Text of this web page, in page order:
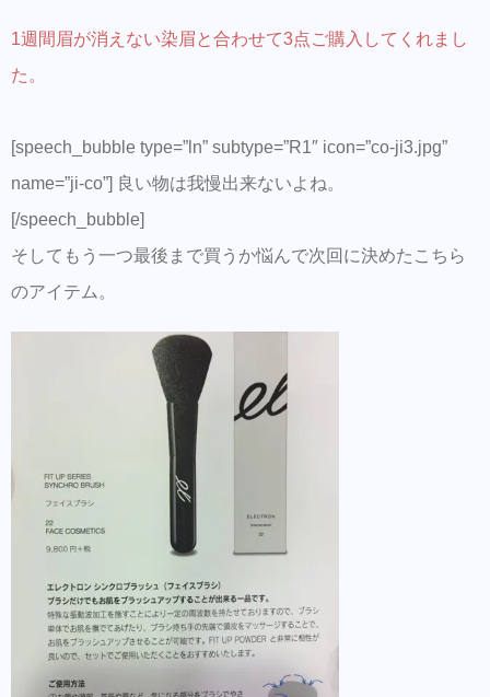
1週間眉が消えない染眉と合わせて3点ご購入してくれまし
た。
[speech_bubble type=”ln” subtype=”R1″ icon=”co-ji3.jpg”
name=”ji-co”] 良い物は我慢出来ないよね。
[/speech_bubble]
そしてもう一つ最後まで買うか悩んで次回に決めたこちら
のアイテム。